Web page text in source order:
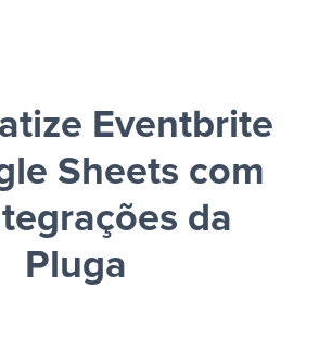
Eventbrite
Sheets com
da
Pluga